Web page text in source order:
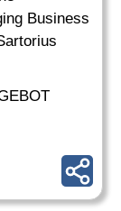
Business